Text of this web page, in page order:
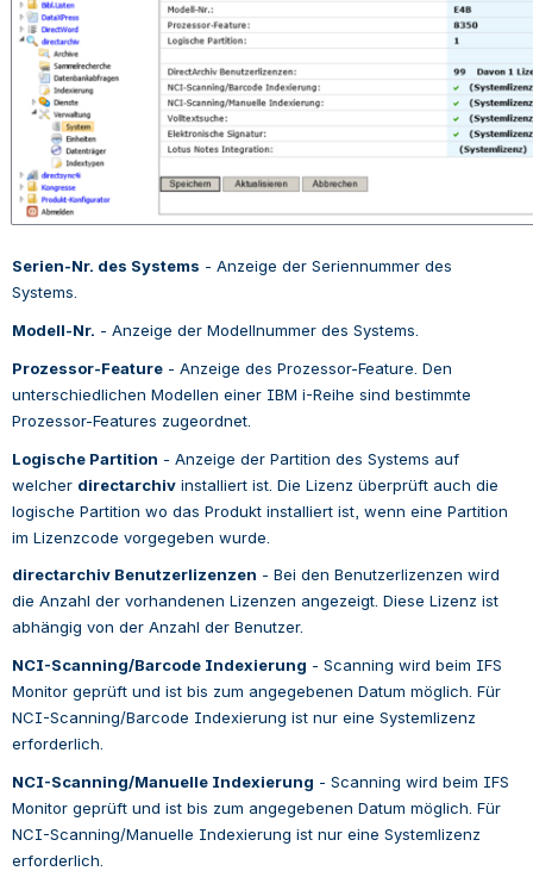
Serien-Nr. des Systems - Anzeige der Seriennummer des
Systems.
Modell-Nr. - Anzeige der Modellnummer des Systems.
Prozessor-Feature - Anzeige des Prozessor-Feature. Den
unterschiedlichen Modellen einer IBM i-Reihe sind bestimmte
Prozessor-Features zugeordnet.
Logische Partition - Anzeige der Partition des Systems auf
welcher directarchiv installiert ist. Die Lizenz überprüft auch die
logische Partition wo das Produkt installiert ist, wenn eine Partition
im Lizenzcode vorgegeben wurde.
directarchiv Benutzerlizenzen - Bei den Benutzerlizenzen wird
die Anzahl der vorhandenen Lizenzen angezeigt. Diese Lizenz ist
abhängig von der Anzahl der Benutzer.
NCI-Scanning/Barcode Indexierung - Scanning wird beim IFS
Monitor geprüft und ist bis zum angegebenen Datum möglich. Für
NCI-Scanning/Barcode Indexierung ist nur eine Systemlizenz
erforderlich.
NCI-Scanning/Manuelle Indexierung - Scanning wird beim IFS
Monitor geprüft und ist bis zum angegebenen Datum möglich. Für
NCI-Scanning/Manuelle Indexierung ist nur eine Systemlizenz
erforderlich.